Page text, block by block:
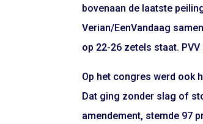
bovenaan de laatste
Verian/EenVandaag
op 22-26 zetels staat.
Op het congres werd ook
Dat ging zonder slag of
amendement, stemde 97